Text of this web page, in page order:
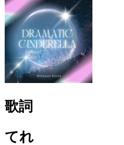
歌詞
てれ